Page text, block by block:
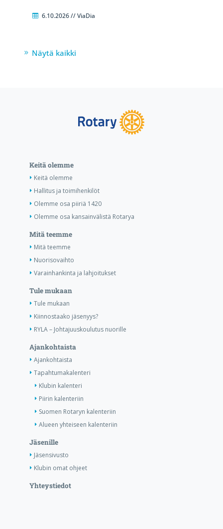
6.10.2026 // ViaDia
Näytä kaikki
Keitä olemme
Keitä olemme
Hallitus ja toimihenkilöt
Olemme osa piiriä 1420
Olemme osa kansainvälistä Rotarya
Mitä teemme
Mitä teemme
Nuorisovaihto
Varainhankinta ja lahjoitukset
Tule mukaan
Tule mukaan
Kiinnostaako jäsenyys?
RYLA – Johtajuuskoulutus nuorille
Ajankohtaista
Ajankohtaista
Tapahtumakalenteri
Klubin kalenteri
Piirin kalenteriin
Suomen Rotaryn kalenteriin
Alueen yhteiseen kalenteriin
Jäsenille
Jäsensivusto
Klubin omat ohjeet
Yhteystiedot